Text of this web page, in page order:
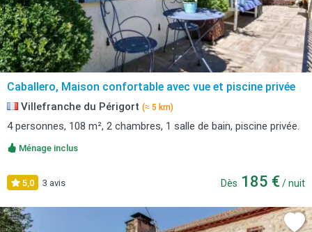
Caballero, Maison confortable avec vue et piscine privée
Villefranche du Périgort (≈ 5 km)
4 personnes, 108 m², 2 chambres, 1 salle de bain, piscine privée.
Ménage inclus
5,0 3 avis Dès 185 € / nuit